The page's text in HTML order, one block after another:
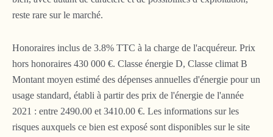
reste rare sur le marché.
Honoraires inclus de 3.8% TTC à la charge de l'acquéreur. Prix
hors honoraires 430 000 €. Classe énergie D, Classe climat B
Montant moyen estimé des dépenses annuelles d'énergie pour un
usage standard, établi à partir des prix de l'énergie de l'année
2021 : entre 2490.00 et 3410.00 €. Les informations sur les
risques auxquels ce bien est exposé sont disponibles sur le site